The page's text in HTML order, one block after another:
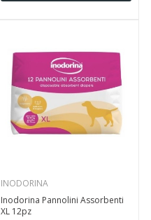
INODORINA
Inodorina Pannolini Assorbenti
XL 12pz